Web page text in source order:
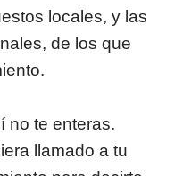
locales, y las
de los que
no te enteras.
llamado a tu